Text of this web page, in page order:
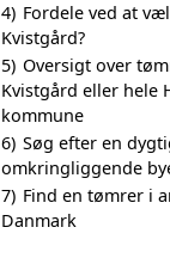
4) Fordele ved at
Kvistgård?
5) Oversigt over
Kvistgård eller hele
kommune
6) Søg efter en
omkringliggende
7) Find en tømrer i
Danmark